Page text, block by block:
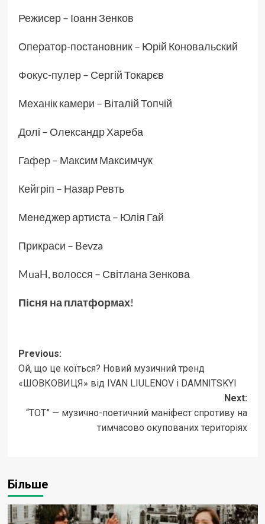
Режисер – Іоанн Зенков
Оператор-постановник – Юрій Коновальский
Фокус-пулер – Сергій Токарєв
Механік камери – Віталій Топчій
Долі – Олександр Хареба
Гафер – Максим Максимчук
Кейгріп – Назар Ревть
Менеджер артиста – Юлія Гай
Прикраси – Bevza
MuaH, волосся – Світлана Зенкова
Пісня на платформах!
Post
navigation
Previous:
Ой, що це коїться? Новий музичний тренд
«ШОВКОВИЦЯ» від IVAN LIULENOV і DAMNITSKYI
Next:
“ТОТ” — музично-поетичний маніфест спротиву на
тимчасово окупованих територіях
Більше